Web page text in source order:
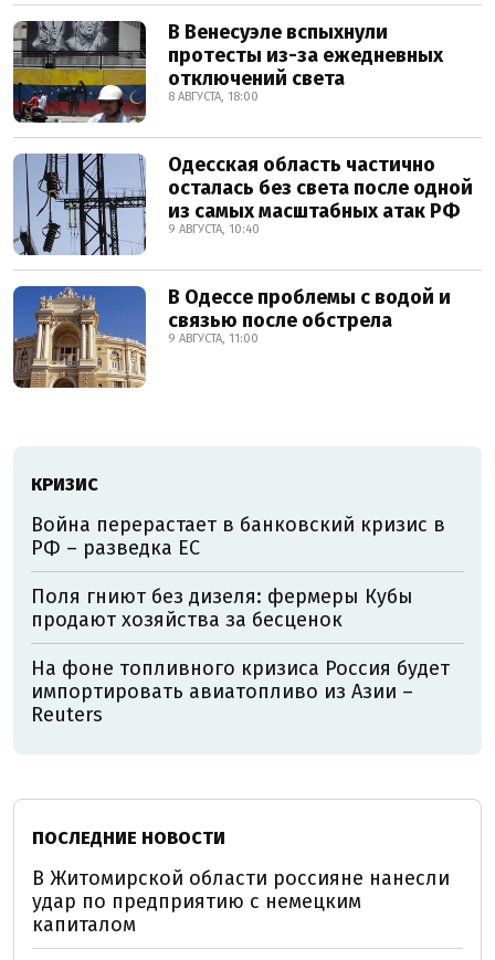
В Венесуэле вспыхнули
протесты из-за ежедневных
отключений света
8 АВГУСТА, 18:00
Одесская область частично
осталась без света после одной
из самых масштабных атак РФ
9 АВГУСТА, 10:40
В Одессе проблемы с водой и
связью после обстрела
9 АВГУСТА, 11:00
КРИЗИС
Война перерастает в банковский кризис в
РФ – разведка ЕС
Поля гниют без дизеля: фермеры Кубы
продают хозяйства за бесценок
На фоне топливного кризиса Россия будет
импортировать авиатопливо из Азии –
Reuters
ПОСЛЕДНИЕ НОВОСТИ
В Житомирской области россияне нанесли
удар по предприятию с немецким
капиталом